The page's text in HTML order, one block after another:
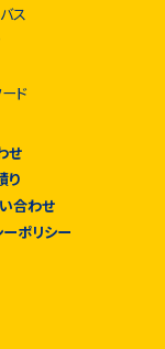
ス
ド
せ
り
合わせ
ポリシー